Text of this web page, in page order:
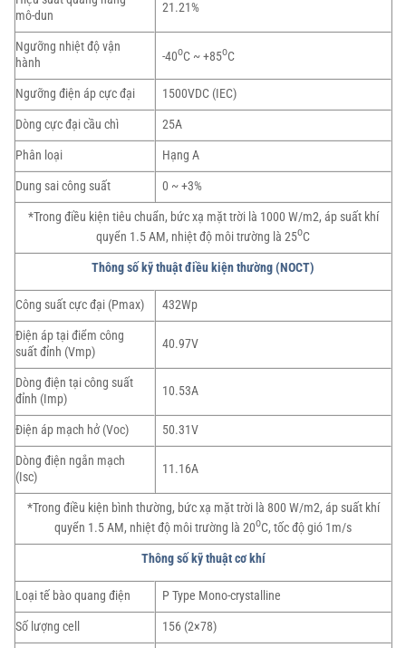
mô-dun
21.21%
Ngưỡng nhiệt độ vận
hành
-40oC ~ +85oC
Ngưỡng điện áp cực đại
1500VDC (IEC)
Dòng cực đại cầu chì
25A
Phân loại
Hạng A
Dung sai công suất
0 ~ +3%
*Trong điều kiện tiêu chuẩn, bức xạ mặt trời là 1000 W/m2, áp suất khí
quyển 1.5 AM, nhiệt độ môi trường là 25oC
Thông số kỹ thuật điều kiện thường (NOCT)
Công suất cực đại (Pmax)
432Wp
Điện áp tại điểm công
suất đỉnh (Vmp)
40.97V
Dòng điện tại công suất
đỉnh (Imp)
10.53A
Điện áp mạch hở (Voc)
50.31V
Dòng điện ngắn mạch
(Isc)
11.16A
*Trong điều kiện bình thường, bức xạ mặt trời là 800 W/m2, áp suất khí
quyển 1.5 AM, nhiệt độ môi trường là 20oC, tốc độ gió 1m/s
Thông số kỹ thuật cơ khí
Loại tế bào quang điện
P Type Mono-crystalline
Số lượng cell
156 (2×78)